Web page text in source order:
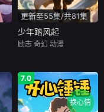
更新至55集/共81集
少年踏风起
励志 奇幻 动漫
7.0
换心情